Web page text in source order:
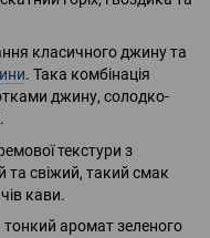
класичного джину та
. Така комбінація
джину, солодко-
текстури з
та свіжий, такий смак
кави.
аромат зеленого